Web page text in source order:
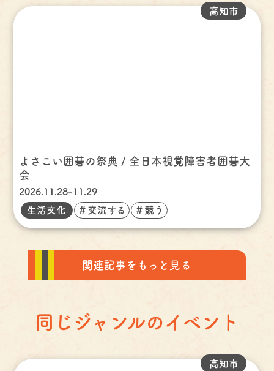
よさこい囲碁の祭典 / 全日本視覚障害者囲碁大
会
2026.11.28-11.29
高知市
生活文化 ＃交流する ＃競う
関連記事をもっと見る
同じジャンルのイベント
高知市